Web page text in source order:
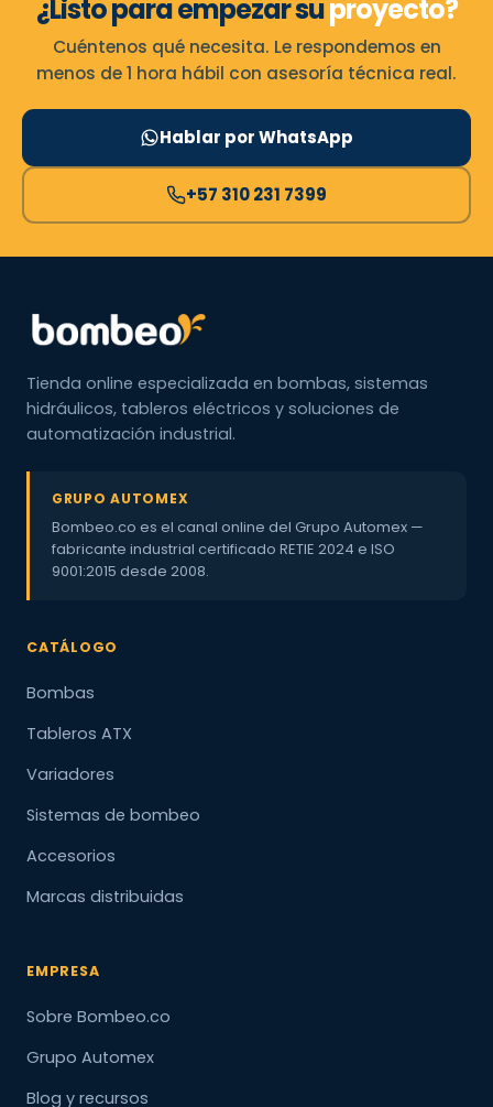
¿Listo para empezar suproyecto?
Cuéntenos qué necesita. Le respondemos en
menos de 1 hora hábil con asesoría técnica real.
Hablar por WhatsApp
+57 310 231 7399
Tienda online especializada en bombas, sistemas
hidráulicos, tableros eléctricos y soluciones de
automatización industrial.
GRUPO AUTOMEX
Bombeo.co es el canal online del Grupo Automex —
fabricante industrial certificado RETIE 2024 e ISO
9001:2015 desde 2008.
CATÁLOGO
Bombas
Tableros ATX
Variadores
Sistemas de bombeo
Accesorios
Marcas distribuidas
EMPRESA
Sobre Bombeo.co
Grupo Automex
Blog y recursos